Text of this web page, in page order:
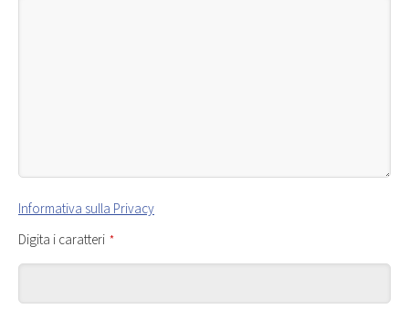
Informativa sulla Privacy
Digita i caratteri *